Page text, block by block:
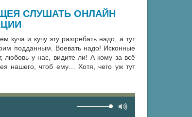
СЛУШАТЬ ОНЛАЙН
и кучу эту разгребать надо, а тут
подданным. Воевать надо! Исконные
любовь у нас, видите ли! А кому за всё
нашего, чтоб ему… Хотя, чего уж тут